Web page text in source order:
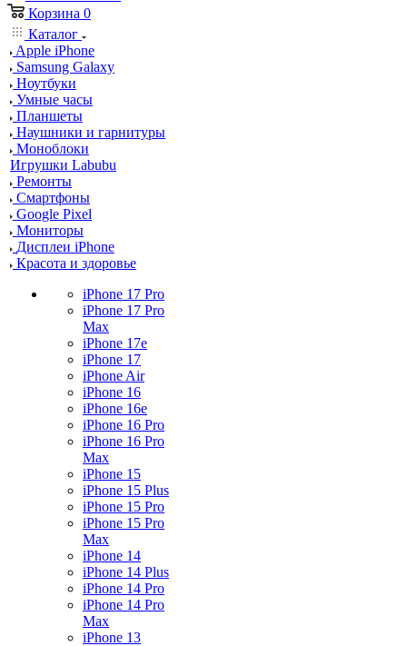
Корзина 0
Каталог
Apple iPhone
Samsung Galaxy
Ноутбуки
Умные часы
Планшеты
Наушники и гарнитуры
Моноблоки
Игрушки Labubu
Ремонты
Смартфоны
Google Pixel
Мониторы
Дисплеи iPhone
Красота и здоровье
iPhone 17 Pro
iPhone 17 Pro
Max
iPhone 17e
iPhone 17
iPhone Air
iPhone 16
iPhone 16e
iPhone 16 Pro
iPhone 16 Pro
Max
iPhone 15
iPhone 15 Plus
iPhone 15 Pro
iPhone 15 Pro
Max
iPhone 14
iPhone 14 Plus
iPhone 14 Pro
iPhone 14 Pro
Max
iPhone 13